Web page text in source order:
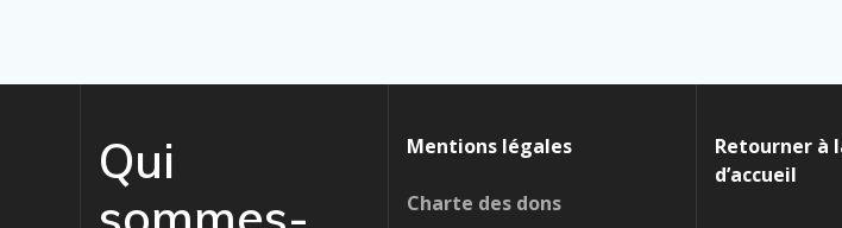
Qui
Mentions légales
Charte des dons
Retourner à
d’accueil